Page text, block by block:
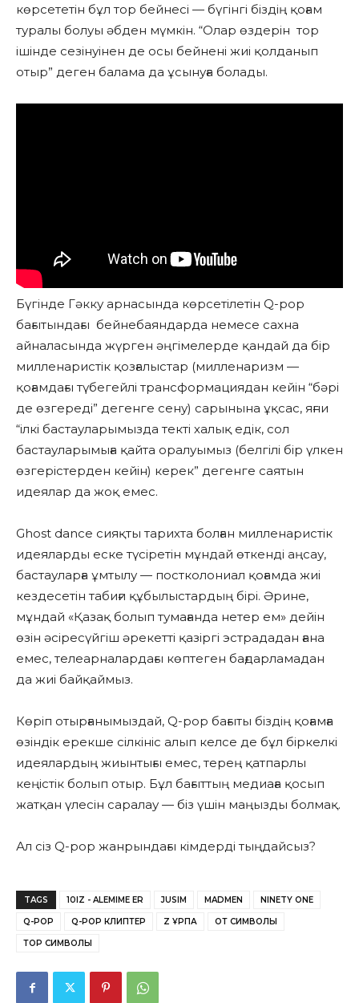
көрсететін бұл тор бейнесі — бүгінгі біздің қоғам
туралы болуы әбден мүмкін. “Олар өздерін тор
ішінде сезінуінен де осы бейнені жиі қолданып
отыр” деген балама да ұсынуға болады.
Бүгінде Гәкку арнасында көрсетілетін Q-pop
бағытындағы бейнебаяндарда немесе сахна
айналасында жүрген әңгімелерде қандай да бір
милленаристік қозғалыстар (милленаризм —
қоғамдағы түбегейлі трансформациядан кейін “бәрі
де өзгереді” дегенге сену) сарынына ұқсас, яғни
“ілкі бастауларымызда текті халық едік, сол
бастауларымыға қайта оралуымыз (белгілі бір үлкен
өзгерістерден кейін) керек” дегенге саятын
идеялар да жоқ емес.
Ghost dance сияқты тарихта болған милленаристік
идеяларды еске түсіретін мұндай өткенді аңсау,
бастауларға ұмтылу — постколониал қоғамда жиі
кездесетін табиғи құбылыстардың бірі. Әрине,
мұндай «Қазақ болып тумағанда нетер ем» дейін
өзін әсіресүйгіш әрекетті қазіргі эстрададан ғана
емес, телеарналардағы көптеген бағдарламадан
да жиі байқаймыз.
Көріп отырғанымыздай, Q-pop бағыты біздің қоғамға
өзіндік ерекше сілкініс алып келсе де бұл біркелкі
идеялардың жиынтығы емес, терең қатпарлы
кеңістік болып отыр. Бұл бағыттың медиаға қосып
жатқан үлесін саралау — біз үшін маңызды болмақ.
Ал сіз Q-pop жанрындағы кімдерді тыңдайсыз?
TAGS 10IZ - ALEMIME ER JUSIM MADMEN NINETY ONE
Q-POP Q-POP КЛИПТЕР Z ҰРПАҚ ОТ СИМВОЛЫ
ТОР СИМВОЛЫ